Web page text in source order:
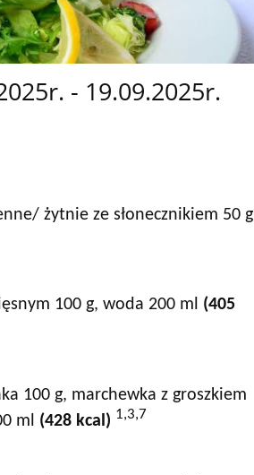
- 19.09.2025r.
żytnie ze słonecznikiem 50 g
100 g, woda 200 ml (405
100 g, marchewka z groszkiem
ml (428 kcal) 1,3,7